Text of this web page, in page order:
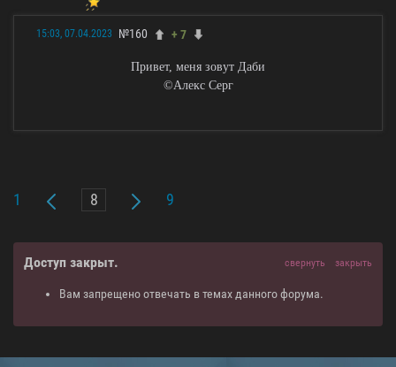
15:03, 07.04.2023 №160 + 7
Привет, меня зовут Даби
©Алекс Серг
1 9
Доступ закрыт. свернуть закрыть
Вам запрещено отвечать в темах данного форума.